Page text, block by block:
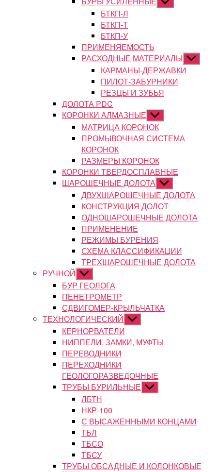
подменю
БТКП-Л
БТКП-Т
БТКП-У
ПРИМЕНЯЕМОСТЬ
РАСХОДНЫЕ МАТЕРИАЛЫ
подменю
КАРМАНЫ-ДЕРЖАВКИ
ПИЛОТ-ЗАБУРНИКИ
РЕЗЦЫ И ЗУБЬЯ
ДОЛОТА PDC
КОРОНКИ АЛМАЗНЫЕ Показывать
подменю
МАТРИЦА КОРОНОК
ПРОМЫВОЧНАЯ СИСТЕМА
КОРОНОК
РАЗМЕРЫ КОРОНОК
КОРОНКИ ТВЕРДОСПЛАВНЫЕ
ШАРОШЕЧНЫЕ ДОЛОТА Показывать
подменю
ДВУХШАРОШЕЧНЫЕ ДОЛОТА
КОНСТРУКЦИЯ ДОЛОТ
ОДНОШАРОШЕЧНЫЕ ДОЛОТА
ПРИМЕНЕНИЕ
РЕЖИМЫ БУРЕНИЯ
СХЕМА КЛАССИФИКАЦИИ
ТРЕХШАРОШЕЧНЫЕ ДОЛОТА
РУЧНОЙ Показывать
подменю
БУР ГЕОЛОГА
ПЕНЕТРОМЕТР
СДВИГОМЕР-КРЫЛЬЧАТКА
ТЕХНОЛОГИЧЕСКИЙ Показывать
подменю
КЕРНОРВАТЕЛИ
НИППЕЛИ, ЗАМКИ, МУФТЫ
ПЕРЕВОДНИКИ
ПЕРЕХОДНИКИ
ГЕОЛОГОРАЗВЕДОЧНЫЕ
ТРУБЫ БУРИЛЬНЫЕ Показывать
подменю
ЛБТН
НКР-100
С ВЫСАЖЕННЫМИ КОНЦАМИ
ТБЛ
ТБСО
ТБСУ
ТРУБЫ ОБСАДНЫЕ И КОЛОНКОВЫЕ